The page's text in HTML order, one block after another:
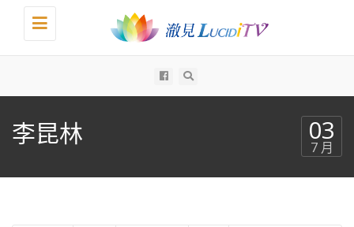
Toggle
navigation
李昆林 03
7 月